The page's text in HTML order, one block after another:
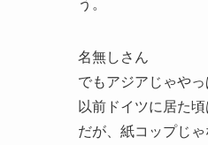
う。
名無しさん
でもアジアじゃや
以前ドイツに居た
だが、紙コップじ